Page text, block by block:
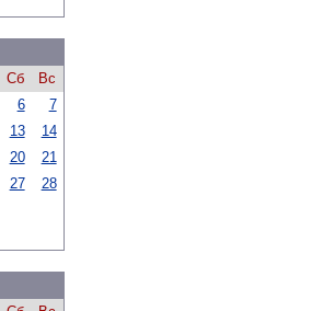
Сб
Вс
6
7
13
14
20
21
27
28